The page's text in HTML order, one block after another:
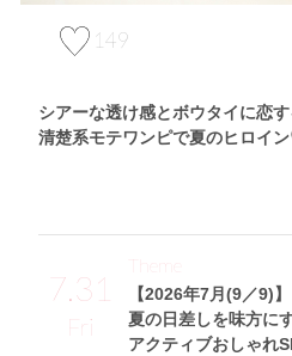
149
シアーな透け感とボウタイに恋す
清楚系モテワンピで夏のヒロイ
7.31
Fri
【2026年7月(9／9)】
夏の日差しを味方に
アクティブおしゃれ
Theme